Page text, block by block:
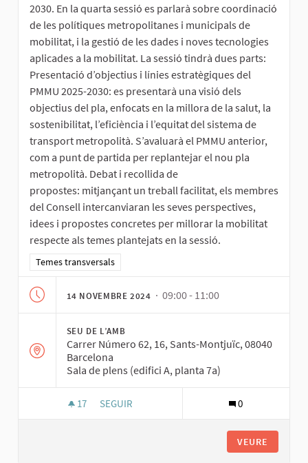
2030. En la quarta sessió es parlarà sobre coordinació
de les polítiques metropolitanes i municipals de
mobilitat, i la gestió de les dades i noves tecnologies
aplicades a la mobilitat. La sessió tindrà dues parts:
Presentació d’objectius i línies estratègiques del
PMMU 2025-2030: es presentarà una visió dels
objectius del pla, enfocats en la millora de la salut, la
sostenibilitat, l’eficiència i l’equitat del sistema de
transport metropolità. S’avaluarà el PMMU anterior,
com a punt de partida per replantejar el nou pla
metropolità. Debat i recollida de
propostes: mitjançant un treball facilitat, els membres
del Consell intercanviaran les seves perspectives,
idees i propostes concretes per millorar la mobilitat
respecte als temes plantejats en la sessió.
Resultats al filtrar per la categoria: Temes transversals
Temes transversals
14 NOVEMBRE 2024 · 09:00 - 11:00
SEU DE L’AMB
Carrer Número 62, 16, Sants-Montjuïc, 08040
Barcelona
Sala de plens (edifici A, planta 7a)
17 17 SEGUIDORES
SEGUIR 0
VEURE